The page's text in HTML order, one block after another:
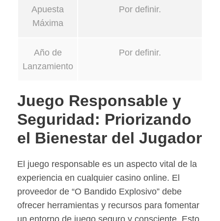
Apuesta
Máxima
Por definir.
Año de
Lanzamiento
Por definir.
Juego Responsable y
Seguridad: Priorizando
el Bienestar del Jugador
El juego responsable es un aspecto vital de la
experiencia en cualquier casino online. El
proveedor de “O Bandido Explosivo” debe
ofrecer herramientas y recursos para fomentar
un entorno de juego seguro y consciente. Esto